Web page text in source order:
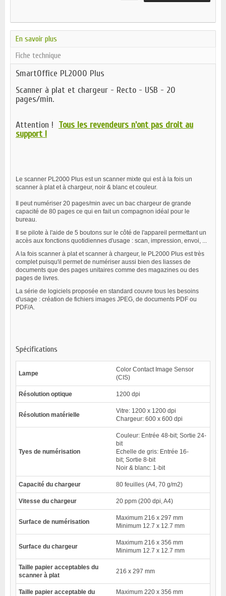
En savoir plus
Fiche technique
SmartOffice PL2000 Plus
Scanner à plat et chargeur - Recto - USB - 20
pages/min.
Attention ! Tous les revendeurs n'ont pas droit au
support !
Le scanner PL2000 Plus est un scanner mixte qui est à la fois un
scanner à plat et à chargeur, noir & blanc et couleur.
Il peut numériser 20 pages/min avec un bac chargeur de grande
capacité de 80 pages ce qui en fait un compagnon idéal pour le
bureau.
Il se pilote à l'aide de 5 boutons sur le côté de l'appareil permettant un
accès aux fonctions quotidiennes d'usage : scan, impression, envoi, ...
A la fois scanner à plat et scanner à chargeur, le PL2000 Plus est très
complet puisqu'il permet de numériser aussi bien des liasses de
documents que des pages unitaires comme des magazines ou des
pages de livres.
La série de logiciels proposée en standard couvre tous les besoins
d'usage : création de fichiers images JPEG, de documents PDF ou
PDF/A.
Spécifications
Lampe
Color Contact Image Sensor
(CIS)
Résolution optique 1200 dpi
Résolution matérielle
Vitre: 1200 x 1200 dpi
Chargeur: 600 x 600 dpi
Tyes de numérisation
Couleur: Entrée 48-bit; Sortie 24-
bit
Echelle de gris: Entrée 16-
bit; Sortie 8-bit
Noir & blanc: 1-bit
Capacité du chargeur 80 feuilles (A4, 70 g/m2)
Vitesse du chargeur 20 ppm (200 dpi, A4)
Surface de numérisation
Maximum 216 x 297 mm
Minimum 12.7 x 12.7 mm
Surface du chargeur
Maximum 216 x 356 mm
Minimum 12.7 x 12.7 mm
Taille papier acceptables du
scanner à plat
216 x 297 mm
Taille papier acceptable du
Maximum 220 x 356 mm